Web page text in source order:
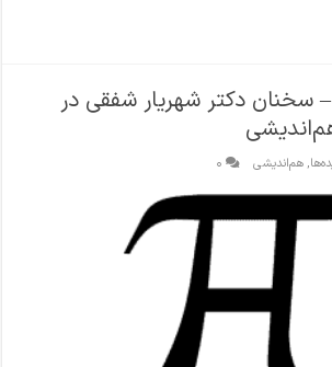
دکتر شهریار شفقی در
,هم‌اندیشی ۰